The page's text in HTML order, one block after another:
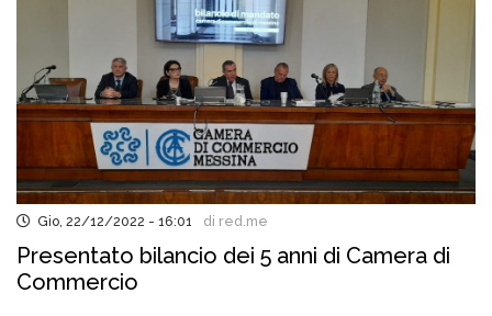
Gio, 22/12/2022 - 16:01 di red.me
Presentato bilancio dei 5 anni di Camera di
Commercio